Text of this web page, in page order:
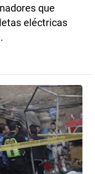
que
eléctricas